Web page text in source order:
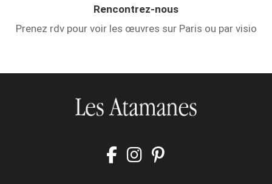
Rencontrez-nous
Prenez rdv pour voir les œuvres sur Paris ou par visio